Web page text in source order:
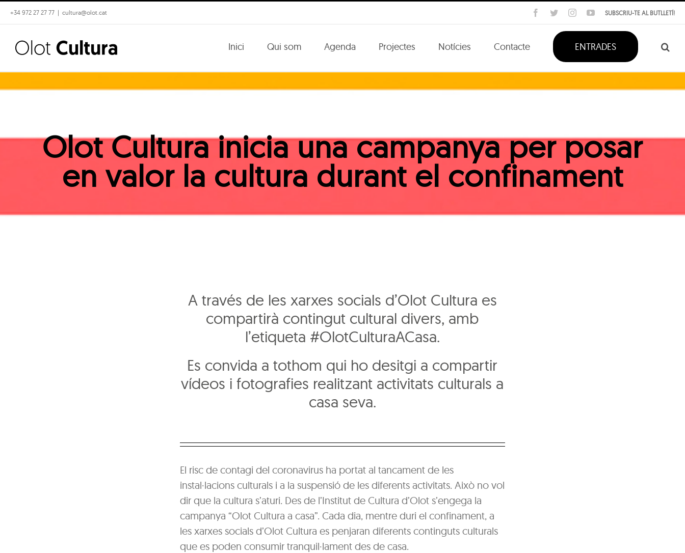
Skip
to
content
+34 972 27 27 77 | cultura@olot.cat SUBSCRIU-TE AL BUTLLETÍ!
Facebook
TwitterInstagramYouTube
Inici Qui som Agenda Projectes Notícies Contacte ENTRADES
Olot Cultura inicia una campanya per posar
en valor la cultura durant el confinament
A través de les xarxes socials d’Olot Cultura es
compartirà contingut cultural divers, amb
l’etiqueta #OlotCulturaACasa.
Es convida a tothom qui ho desitgi a compartir
vídeos i fotografies realitzant activitats culturals a
casa seva.
El risc de contagi del coronavirus ha portat al tancament de les
instal·lacions culturals i a la suspensió de les diferents activitats. Això no vol
dir que la cultura s’aturi. Des de l’Institut de Cultura d’Olot s’engega la
campanya “Olot Cultura a casa”. Cada dia, mentre duri el confinament, a
les xarxes socials d’Olot Cultura es penjaran diferents continguts culturals
que es poden consumir tranquil·lament des de casa.